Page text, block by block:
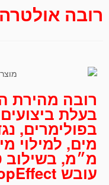
רובה
רובה מהירת
בעלת
בפולימרים,
מ״מ, בשילוב
עובש DropEffect.